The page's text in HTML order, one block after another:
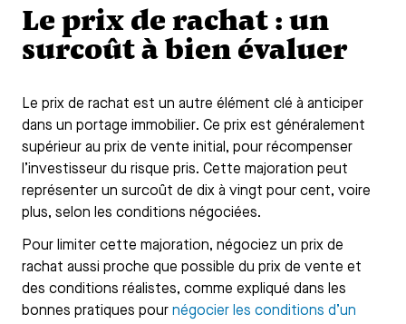
Le prix de rachat : un
surcoût à bien évaluer
Le prix de rachat est un autre élément clé à anticiper
dans un portage immobilier. Ce prix est généralement
supérieur au prix de vente initial, pour récompenser
l’investisseur du risque pris. Cette majoration peut
représenter un surcoût de dix à vingt pour cent, voire
plus, selon les conditions négociées.
Pour limiter cette majoration, négociez un prix de
rachat aussi proche que possible du prix de vente et
des conditions réalistes, comme expliqué dans les
bonnes pratiques pour négocier les conditions d’un